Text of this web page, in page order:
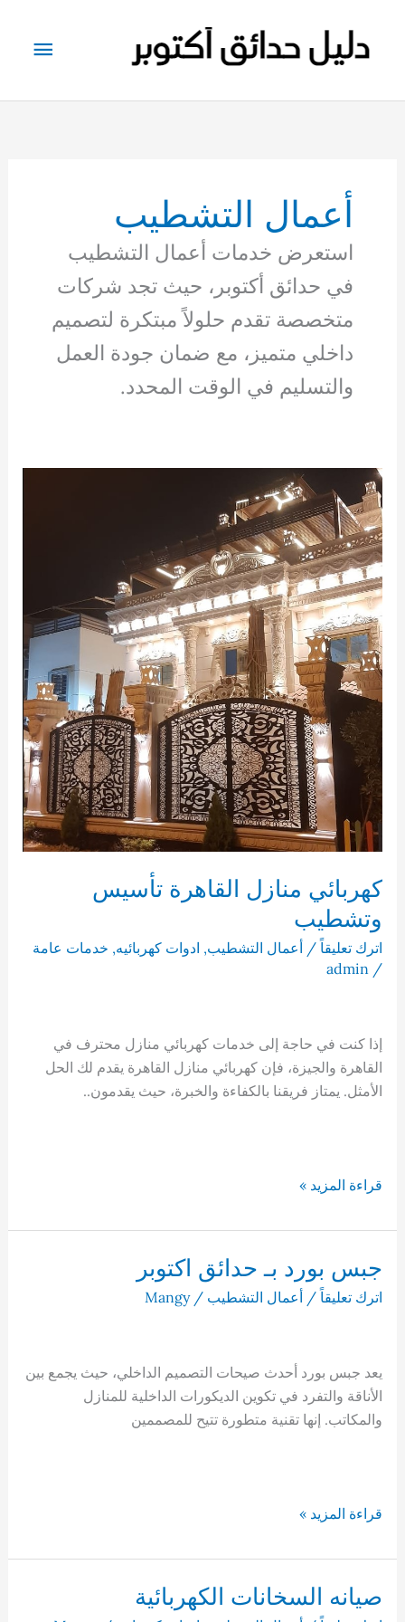
المحتوى
أعمال التشطيب
استعرض خدمات أعمال التشطيب
في حدائق أكتوبر، حيث تجد شركات
متخصصة تقدم حلولاً مبتكرة لتصميم
داخلي متميز، مع ضمان جودة العمل
والتسليم في الوقت المحدد.
كهربائي منازل القاهرة تأسيس
وتشطيب
اترك تعليقاً / أعمال التشطيب, ادوات كهربائيه, خدمات عامة
/
admin
إذا كنت في حاجة إلى خدمات كهربائي منازل محترف في
القاهرة والجيزة، فإن كهربائي منازل القاهرة يقدم لك الحل
الأمثل. يمتاز فريقنا بالكفاءة والخبرة، حيث يقدمون..
كهربائي
القاهرة
وتشطيب
قراءة المزيد »
جبس بورد بـ حدائق اكتوبر
اترك تعليقاً / أعمال التشطيب /
Mangy
يعد جبس بورد أحدث صيحات التصميم الداخلي، حيث يجمع بين
الأناقة والتفرد في تكوين الديكورات الداخلية للمنازل
والمكاتب. إنها تقنية متطورة تتيح للمصممين
جبس
بـ
حدائق
اكتوبر
قراءة المزيد »
صيانه السخانات الكهربائية